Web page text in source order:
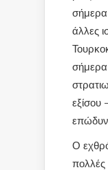
σήμερα
άλλες
σήμερα
εξίσου
Ο